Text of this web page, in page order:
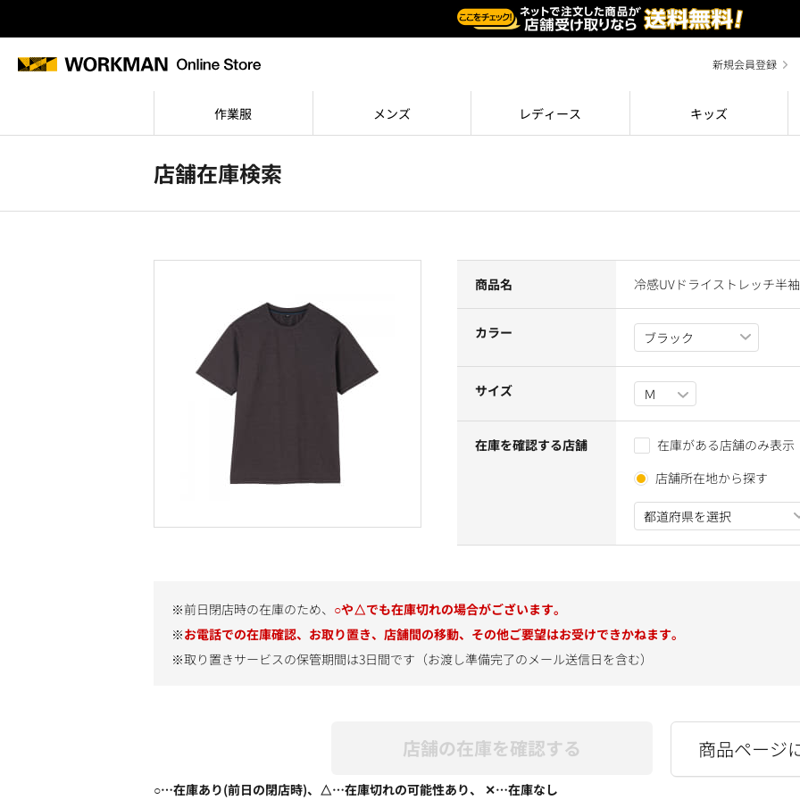
新規会員登録
作業服 メンズ レディース キッズ
店舗在庫検索
商品名 冷感UVドライストレッチ半
カラー
サイズ
在庫を確認する店舗
在庫がある店舗のみ表示
店舗所在地から探す
※前日閉店時の在庫のため、 ○や△でも在庫切れの場合がございます。
※お電話での在庫確認、お取り置き、店舗間の移動、その他ご要望はお受けできかねます。
※取り置きサービスの保管期間は3日間です（お渡し準備完了のメール送信日を含む）
店舗の在庫を確認する 商品ページ
○…在庫あり(前日の閉店時)、△…在庫切れの可能性あり、 ✕…在庫なし